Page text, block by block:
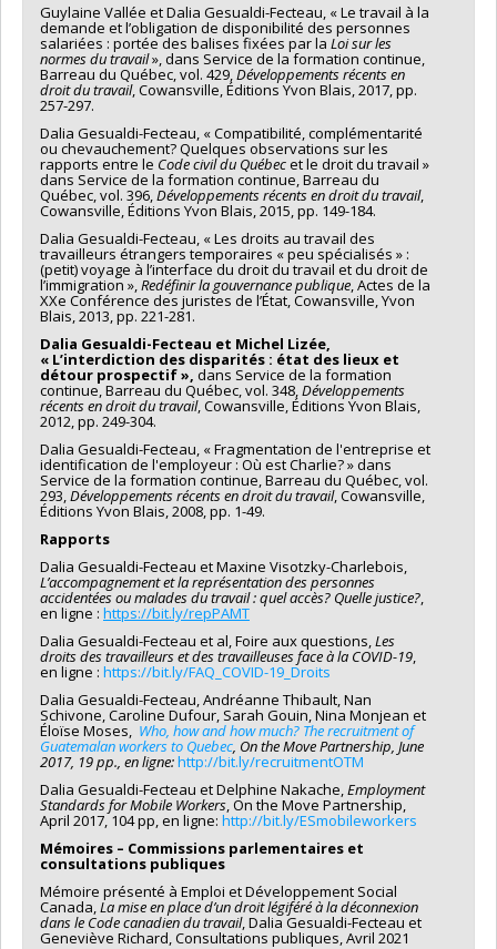
Guylaine Vallée et Dalia Gesualdi-Fecteau, « Le travail à la
demande et l’obligation de disponibilité des personnes
salariées : portée des balises fixées par la Loi sur les
normes du travail», dans Service de la formation continue,
Barreau du Québec, vol. 429,Développements récents en
droit du travail, Cowansville, Éditions Yvon Blais, 2017, pp.
257-297.
Dalia Gesualdi-Fecteau, « Compatibilité, complémentarité
ou chevauchement? Quelques observations sur les
rapports entre le Code civil du Québecet le droit du travail »
dans Service de la formation continue, Barreau du
Québec, vol. 396,Développements récents en droit du travail,
Cowansville, Éditions Yvon Blais, 2015, pp. 149-184.
Dalia Gesualdi-Fecteau, « Les droits au travail des
travailleurs étrangers temporaires « peu spécialisés » :
(petit) voyage à l’interface du droit du travail et du droit de
l’immigration »,Redéfinir la gouvernance publique, Actes de la
XXe Conférence des juristes de l’État, Cowansville, Yvon
Blais, 2013, pp. 221-281.
Dalia Gesualdi-Fecteau et Michel Lizée,
« L’interdiction des disparités : état des lieux et
détour prospectif », dans Service de la formation
continue, Barreau du Québec, vol. 348,Développements
récents en droit du travail, Cowansville, Éditions Yvon Blais,
2012, pp. 249-304.
Dalia Gesualdi-Fecteau, « Fragmentation de l'entreprise et
identification de l'employeur : Où est Charlie? » dans
Service de la formation continue, Barreau du Québec, vol.
293,Développements récents en droit du travail, Cowansville,
Éditions Yvon Blais, 2008, pp. 1-49.
Rapports
Dalia Gesualdi-Fecteau et Maxine Visotzky-Charlebois,
L’accompagnement et la représentation des personnes
accidentées ou malades du travail: quel accès? Quelle justice?,
en ligne : https://bit.ly/repPAMT
Dalia Gesualdi-Fecteau et al, Foire aux questions,Les
droits des travailleurs et des travailleuses face à la COVID-19,
en ligne : https://bit.ly/FAQ_COVID-19_Droits
Dalia Gesualdi-Fecteau, Andréanne Thibault, Nan
Schivone, Caroline Dufour, Sarah Gouin, Nina Monjean et
Éloïse Moses, Who, how and how much? The recruitment of
Guatemalan workers to Quebec, On the Move Partnership, June
2017, 19 pp., en ligne:http://bit.ly/recruitmentOTM
Dalia Gesualdi-Fecteau et Delphine Nakache,Employment
Standards for Mobile Workers, On the Move Partnership,
April 2017, 104 pp, en ligne: http://bit.ly/ESmobileworkers
Mémoires – Commissions parlementaires et
consultations publiques
Mémoire présenté à Emploi et Développement Social
Canada,La mise en place d’un droit légiféré à la déconnexion
dans le Code canadien du travail, Dalia Gesualdi-Fecteau et
Geneviève Richard, Consultations publiques, Avril 2021